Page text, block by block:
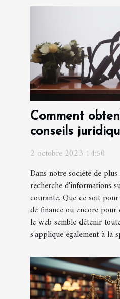
Comment
conseils
2 octobre 2023 14:50
Dans notre société de
recherche d'informations
courante. Que ce soit
de finance ou encore pour
le web semble détenir
s'applique également à la